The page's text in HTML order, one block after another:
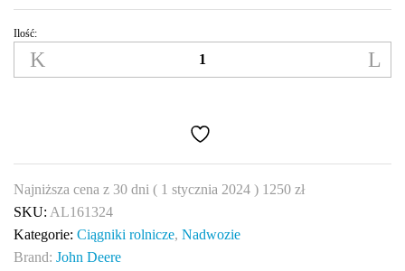
Krzyżak
półosi
quantity
Ilość:
Najniższa cena z 30 dni ( 1 stycznia 2024 ) 1250 zł
SKU: AL161324
Kategorie: Ciągniki rolnicze, Nadwozie
Brand: John Deere